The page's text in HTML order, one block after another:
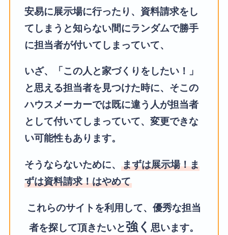
安易に展示場に行ったり、資料請求をし
てしまうと知らない間にランダムで勝手
に担当者が付いてしまっていて、
いざ、「この人と家づくりをしたい！」
と思える担当者を見つけた時に、そこの
ハウスメーカーでは既に違う人が担当者
として付いてしまっていて、変更できな
い可能性もあります。
そうならないために、まずは展示場！ま
ずは資料請求！はやめて
これらのサイトを利用して、優秀な担当
者を探して頂きたいと強く 思います。